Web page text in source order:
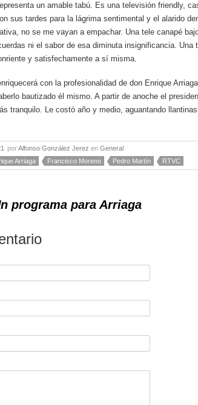
un amable tabú. Es una televisión friendly,
sus tardes para la lágrima sentimental y el alarido
no se me vayan a empachar. Una tele canapé
ni el sabor de esa diminuta insignificancia. Una
y satisfechamente a sí misma.
con la profesionalidad de don Enrique
bautizado él mismo. A partir de anoche el
tranquilo. Le costó año y medio, aguantando
porAlfonso González Jerez en General
Arriaga Francisco Moreno Pedro Martín RTVC
programa para Arriaga